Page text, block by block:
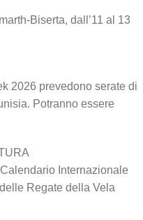
Biserta, dall’11 al 13
2026 prevedono serate di
Potranno essere
Internazionale
Regate della Vela